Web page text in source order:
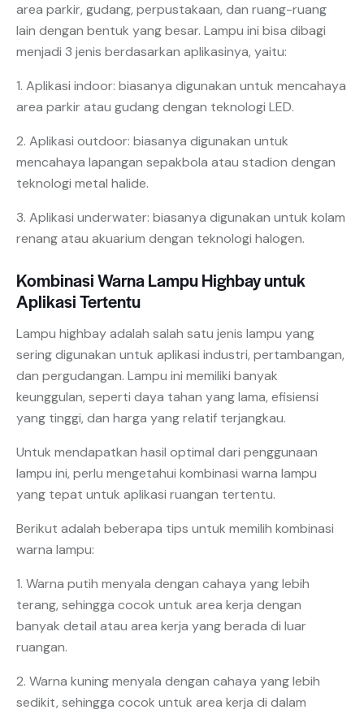
area parkir, gudang, perpustakaan, dan ruang-ruang
lain dengan bentuk yang besar. Lampu ini bisa dibagi
menjadi 3 jenis berdasarkan aplikasinya, yaitu:
1. Aplikasi indoor: biasanya digunakan untuk mencahaya
area parkir atau gudang dengan teknologi LED.
2. Aplikasi outdoor: biasanya digunakan untuk
mencahaya lapangan sepakbola atau stadion dengan
teknologi metal halide.
3. Aplikasi underwater: biasanya digunakan untuk kolam
renang atau akuarium dengan teknologi halogen.
Kombinasi Warna Lampu Highbay untuk
Aplikasi Tertentu
Lampu highbay adalah salah satu jenis lampu yang
sering digunakan untuk aplikasi industri, pertambangan,
dan pergudangan. Lampu ini memiliki banyak
keunggulan, seperti daya tahan yang lama, efisiensi
yang tinggi, dan harga yang relatif terjangkau.
Untuk mendapatkan hasil optimal dari penggunaan
lampu ini, perlu mengetahui kombinasi warna lampu
yang tepat untuk aplikasi ruangan tertentu.
Berikut adalah beberapa tips untuk memilih kombinasi
warna lampu:
1. Warna putih menyala dengan cahaya yang lebih
terang, sehingga cocok untuk area kerja dengan
banyak detail atau area kerja yang berada di luar
ruangan.
2. Warna kuning menyala dengan cahaya yang lebih
sedikit, sehingga cocok untuk area kerja di dalam